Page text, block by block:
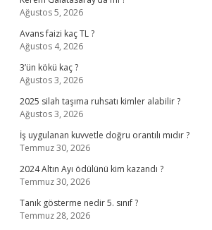
Ağustos 5, 2026
Avans faizi kaç TL ?
Ağustos 4, 2026
3’ün kökü kaç ?
Ağustos 3, 2026
2025 silah taşıma ruhsatı kimler alabilir ?
Ağustos 3, 2026
İş uygulanan kuvvetle doğru orantılı mıdır ?
Temmuz 30, 2026
2024 Altın Ayı ödülünü kim kazandı ?
Temmuz 30, 2026
Tanık gösterme nedir 5. sınıf ?
Temmuz 28, 2026